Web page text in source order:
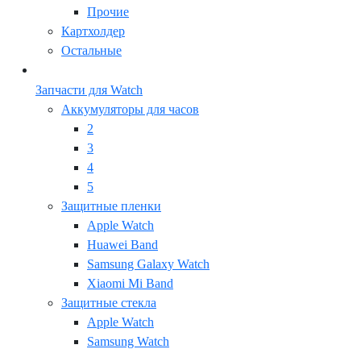
Прочие
Картхолдер
Остальные
Запчасти для Watch
Аккумуляторы для часов
2
3
4
5
Защитные пленки
Apple Watch
Huawei Band
Samsung Galaxy Watch
Xiaomi Mi Band
Защитные стекла
Apple Watch
Samsung Watch